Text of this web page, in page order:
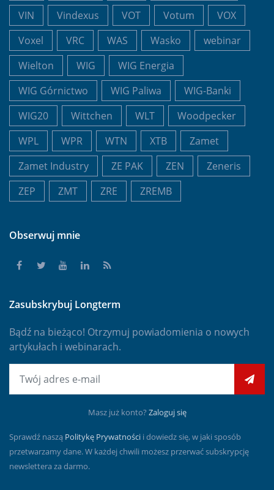
VIN
Vindexus VOT Votum
VOX
Voxel
VRC WAS Wasko
webinar
Wielton
WIG
WIG Energia
WIG Górnictwo
WIG Paliwa
WIG-Banki
WIG20
Wittchen WLT
Woodpecker
WPL
WPR WTN XTB
Zamet
Zamet Industry
ZE PAK ZEN
Zeneris
ZEP
ZMT ZRE ZREMB
Obserwuj mnie
Zasubskrybuj Longterm
Bądź na bieżąco! Otrzymuj powiadomienia o nowych
artykułach i webinarach.
Masz już konto? Zaloguj się
Sprawdź naszą Politykę Prywatności i dowiedz się, w jaki sposób
przetwarzamy dane. W każdej chwili możesz przerwać subskrypcję
newslettera za darmo.